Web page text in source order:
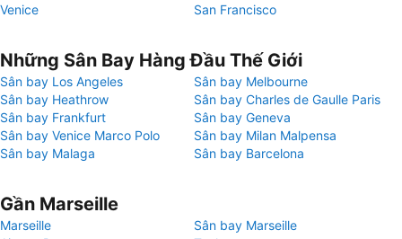
Venice
San Francisco
Những Sân Bay Hàng Đầu Thế Giới
Sân bay Los Angeles
Sân bay Melbourne
Sân bay Heathrow
Sân bay Charles de Gaulle Paris
Sân bay Frankfurt
Sân bay Geneva
Sân bay Venice Marco Polo
Sân bay Milan Malpensa
Sân bay Malaga
Sân bay Barcelona
Gần Marseille
Marseille
Sân bay Marseille